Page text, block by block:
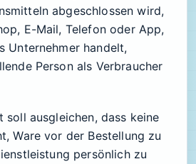
abgeschlossen wird,
E-Mail, Telefon oder App,
Unternehmer handelt,
Person als Verbraucher
soll ausgleichen, dass keine
Ware vor der Bestellung zu
persönlich zu